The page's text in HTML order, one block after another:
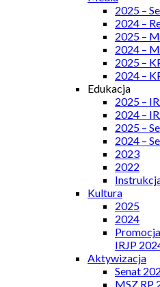
2025 –
2024 –
2025 –
2024 –
2025 –
2024 –
Edukacja
2025 –
2024 –
2025 –
2024 –
2023
2022
Kultura
2025
2024
IRJP
Aktywizacja
Senat
MSZ RP